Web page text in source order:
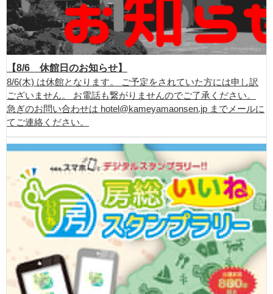
【8/6 休館日のお知らせ】
8/6(木) は休館となります。 ご予定をされていた方には申し訳
ございません。 お電話も繋がりませんのでご了承ください。
急ぎのお問い合わせは hotel@kameyamaonsen.jp までメールに
てご連絡ください。